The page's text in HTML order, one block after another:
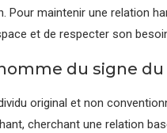
Pour maintenir une relation
et de respecter son
du signe
original et non
cherchant une relation